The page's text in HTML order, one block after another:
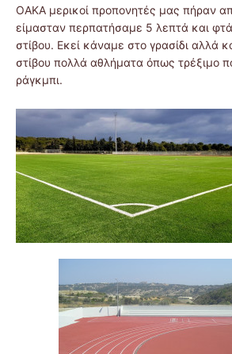
ΟΑΚΑ μερικοί προπονητές μας πήραν
είμασταν περπατήσαμε 5 λεπτά και
στίβου. Εκεί κάναμε στο γρασίδι αλλά
στίβου πολλά αθλήματα όπως τρέξιμο
ράγκμπι.